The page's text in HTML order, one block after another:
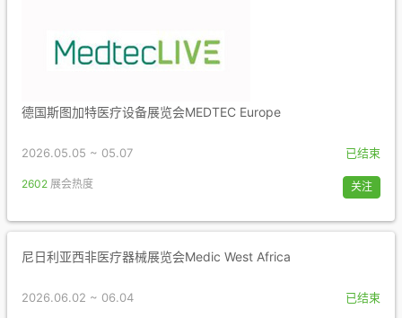
德国斯图加特医疗设备展览会MEDTEC Europe
2026.05.05 ~ 05.07 已结束
2602 展会热度 关注
尼日利亚西非医疗器械展览会Medic West Africa
2026.06.02 ~ 06.04 已结束